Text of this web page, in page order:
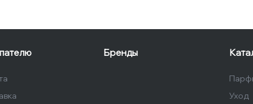
Бренды
Уход